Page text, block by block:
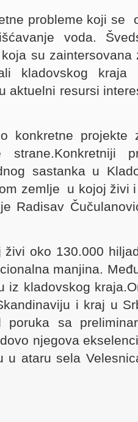
probleme koji se
voda.
su
kladovskog kraja
aktuelni resursi
konkretne
strane.Konkretniji
sastanka u
zemlje u kojoj živi
Radisav
živi oko 130.000
manjina.
iz kladovskog
i kraj u
sa
njegova
u ataru sela